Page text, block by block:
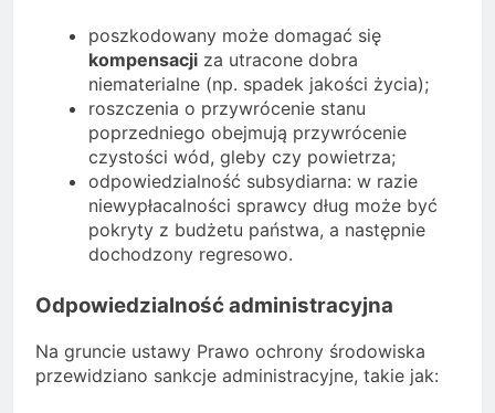
poszkodowany może domagać się
kompensacji za utracone dobra
niematerialne (np. spadek jakości życia);
roszczenia o przywrócenie stanu
poprzedniego obejmują przywrócenie
czystości wód, gleby czy powietrza;
odpowiedzialność subsydiarna: w razie
niewypłacalności sprawcy dług może być
pokryty z budżetu państwa, a następnie
dochodzony regresowo.
Odpowiedzialność administracyjna
Na gruncie ustawy Prawo ochrony środowiska
przewidziano sankcje administracyjne, takie jak: